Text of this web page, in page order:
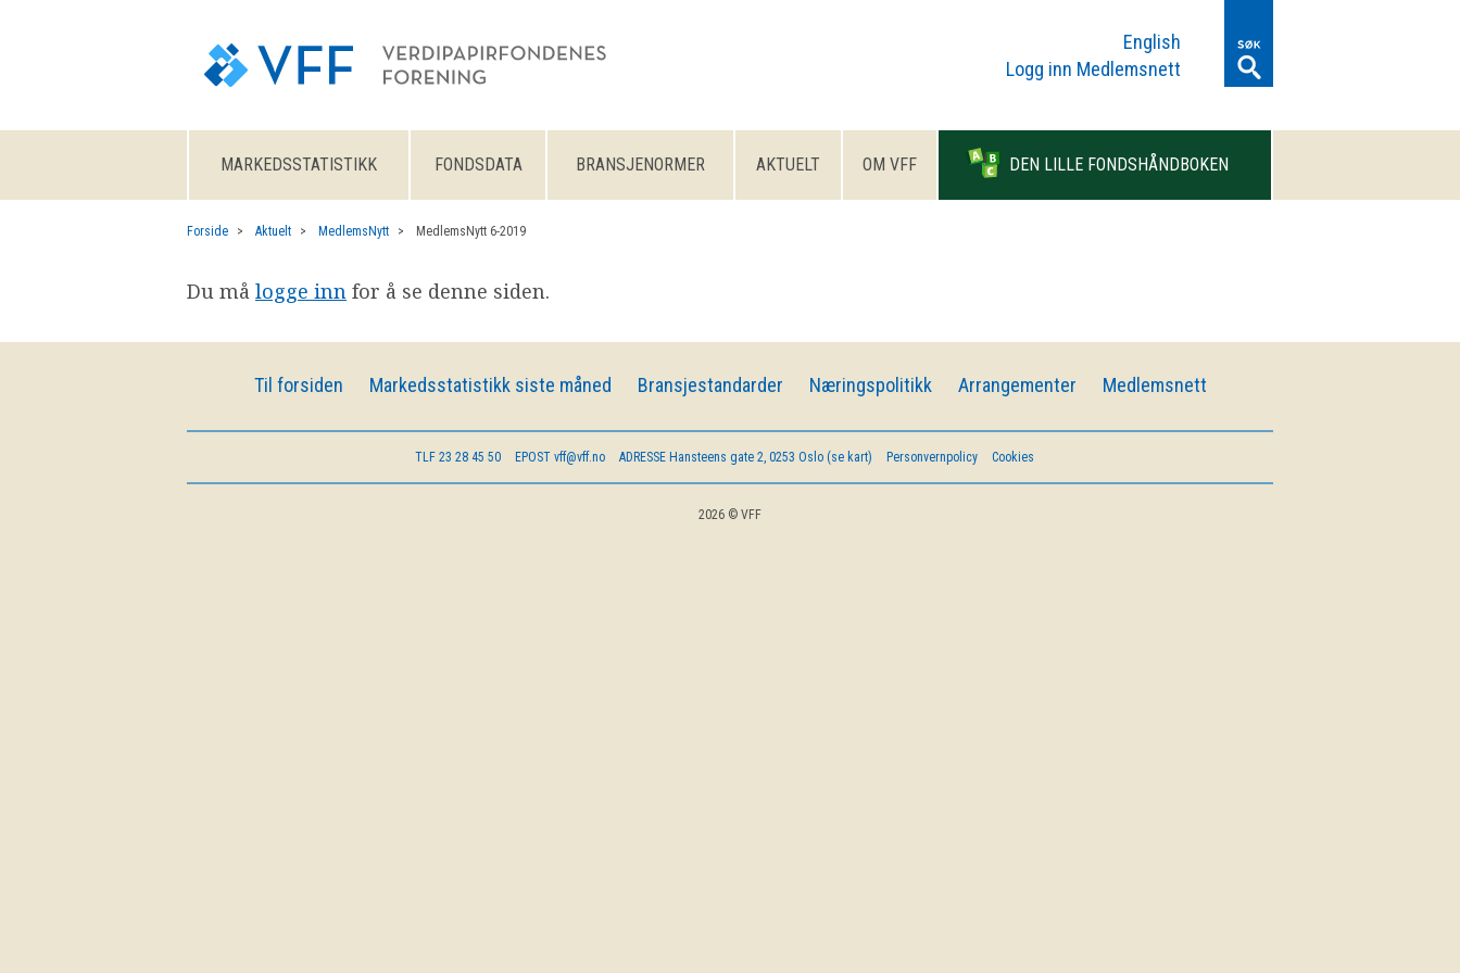
English
Logg inn Medlemsnett
MARKEDSSTATISTIKK FONDSDATA BRANSJENORMER AKTUELT OM VFF DEN LILLE FONDSHÅNDBOKEN
Forside Aktuelt MedlemsNytt MedlemsNytt 6-2019
Du må logge inn for å se denne siden.
Til forsiden Markedsstatistikk siste måned Bransjestandarder Næringspolitikk Arrangementer Medlemsnett
TLF 23 28 45 50 EPOST vff@vff.no ADRESSE Hansteens gate 2, 0253 Oslo (se kart) Personvernpolicy Cookies
2026 © VFF